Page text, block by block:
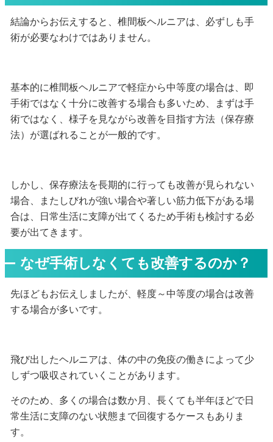
結論からお伝えすると、椎間板ヘルニアは、必ずしも手
術が必要なわけではありません。
基本的に椎間板ヘルニアで軽症から中等度の場合は、即
手術ではなく十分に改善する場合も多いため、まずは手
術ではなく、様子を見ながら改善を目指す方法（保存療
法）が選ばれることが一般的です。
しかし、保存療法を長期的に行っても改善が見られない
場合、またしびれが強い場合や著しい筋力低下がある場
合は、日常生活に支障が出てくるため手術も検討する必
要が出てきます。
なぜ手術しなくても改善するのか？
先ほどもお伝えしましたが、軽度～中等度の場合は改善
する場合が多いです。
飛び出したヘルニアは、体の中の免疫の働きによって少
しずつ吸収されていくことがあります。
そのため、多くの場合は数か月、長くても半年ほどで日
常生活に支障のない状態まで回復するケースもありま
す。